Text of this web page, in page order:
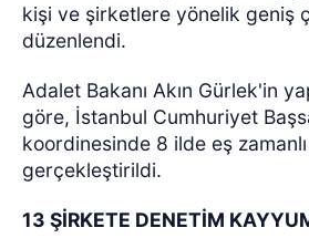
kişi ve şirketlere yönelik geniş
düzenlendi.
Adalet Bakanı Akın Gürlek'in
göre, İstanbul Cumhuriyet
koordinesinde 8 ilde eş
gerçekleştirildi.
13 ŞİRKETE DENETİM